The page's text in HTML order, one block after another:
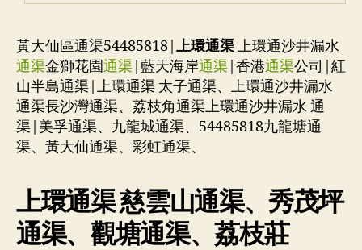
黃大仙區通渠54485818|上環通渠上環通沙井漏水
通渠金獅花園通渠|藍天海岸通渠|香港通渠公司|紅
山半島通渠|上環通渠 太子通渠、上環通沙井漏水
通渠長沙灣通渠、荔枝角通渠上環通沙井漏水 通
渠|美孚通渠、九龍城通渠、54485818九龍塘通
渠、黃大仙通渠、彩虹通渠、
上環通渠 慈雲山通渠、秀茂坪
通渠、觀塘通渠、荔枝莊